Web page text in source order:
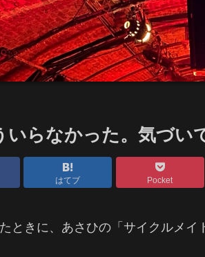
いらなかった。気づい
はてブ Pocket
ときに、あさひの「サイクルメイ